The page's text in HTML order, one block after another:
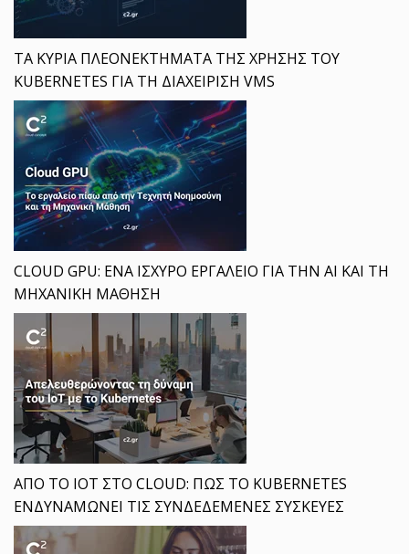
ΤΑ ΚΥΡΙΑ ΠΛΕΟΝΕΚΤΗΜΑΤΑ ΤΗΣ ΧΡΗΣΗΣ ΤΟΥ
KUBERNETES ΓΙΑ ΤΗ ΔΙΑΧΕΙΡΙΣΗ VMS
CLOUD GPU: ΕΝΑ ΙΣΧΥΡΟ ΕΡΓΑΛΕΙΟ ΓΙΑ ΤΗΝ AI ΚΑΙ ΤΗ
ΜΗΧΑΝΙΚΗ ΜΑΘΗΣΗ
ΑΠΟ ΤΟ IOT ΣΤΟ CLOUD: ΠΩΣ ΤΟ KUBERNETES
ΕΝΔΥΝΑΜΩΝΕΙ ΤΙΣ ΣΥΝΔΕΔΕΜΕΝΕΣ ΣΥΣΚΕΥΕΣ